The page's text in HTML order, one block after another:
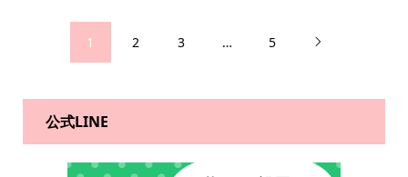
1 2 3 … 5 
公式LINE